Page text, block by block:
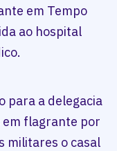
em Tempo
ao hospital
para a delegacia
em flagrante por
militares o casal